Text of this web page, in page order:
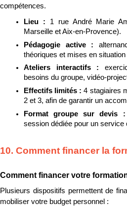
compétences.
Lieu : 1 rue André Marie
Marseille et Aix-en-Provence).
Pédagogie active :
théoriques et mises en situation
Ateliers interactifs :
besoins du groupe, vidéo-
Effectifs limités : 4 stagiaires
2 et 3, afin de garantir un
Format groupe sur devis :
session dédiée pour un service
10. Comment financer la
Comment financer votre
Plusieurs dispositifs permettent de
mobiliser votre budget personnel :